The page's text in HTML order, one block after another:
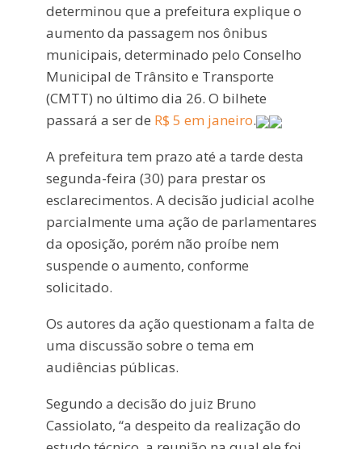
determinou que a prefeitura explique o
aumento da passagem nos ônibus
municipais, determinado pelo Conselho
Municipal de Trânsito e Transporte
(CMTT) no último dia 26. O bilhete
passará a ser de R$ 5 em janeiro.
A prefeitura tem prazo até a tarde desta
segunda-feira (30) para prestar os
esclarecimentos. A decisão judicial acolhe
parcialmente uma ação de parlamentares
da oposição, porém não proíbe nem
suspende o aumento, conforme
solicitado.
Os autores da ação questionam a falta de
uma discussão sobre o tema em
audiências públicas.
Segundo a decisão do juiz Bruno
Cassiolato, “a despeito da realização do